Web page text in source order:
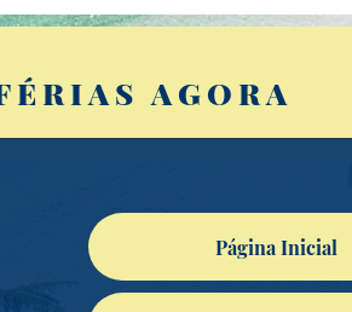
AGORA
Página Inicial